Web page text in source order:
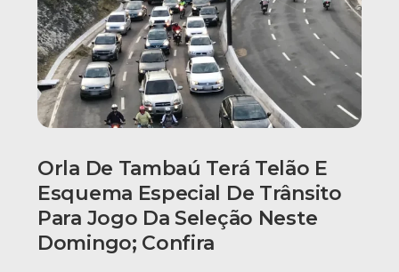
Orla De Tambaú Terá Telão E
Esquema Especial De Trânsito
Para Jogo Da Seleção Neste
Domingo; Confira